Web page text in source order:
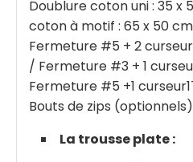
Doublure coton uni : 35 x
coton à motif : 65 x 50 cm
Fermeture #5 + 2
/ Fermeture #3 + 1
Fermeture #5 +1
Bouts de zips
La trousse plate :